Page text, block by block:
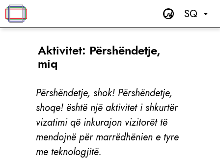
SQ
Aktivitet: Përshëndetje,
miq
Përshëndetje, shok! Përshëndetje,
shoqe! është një aktivitet i shkurtër
vizatimi që inkurajon vizitorët të
mendojnë për marrëdhënien e tyre
me teknologjitë.